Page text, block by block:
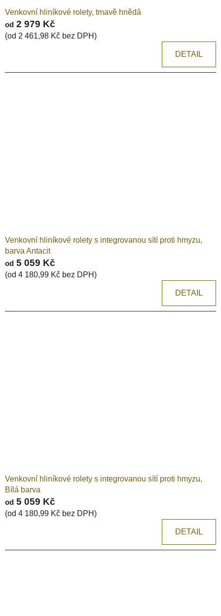
Venkovní hliníkové rolety, tmavě hnědá
od 2 979 Kč
(od 2 461,98 Kč bez DPH)
DETAIL
Venkovní hliníkové rolety s integrovanou sítí proti hmyzu,
barva Antacit
od 5 059 Kč
(od 4 180,99 Kč bez DPH)
DETAIL
Venkovní hliníkové rolety s integrovanou sítí proti hmyzu,
Bílá barva
od 5 059 Kč
(od 4 180,99 Kč bez DPH)
DETAIL